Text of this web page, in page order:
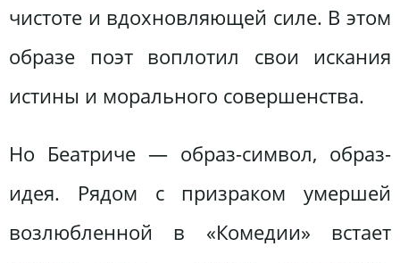
чистоте и вдохновляющей силе. В этом
образе поэт воплотил свои искания
истины и морального совершенства.
Но Беатриче — образ-символ, образ-
идея. Рядом с призраком умершей
возлюбленной в «Комедии» встает